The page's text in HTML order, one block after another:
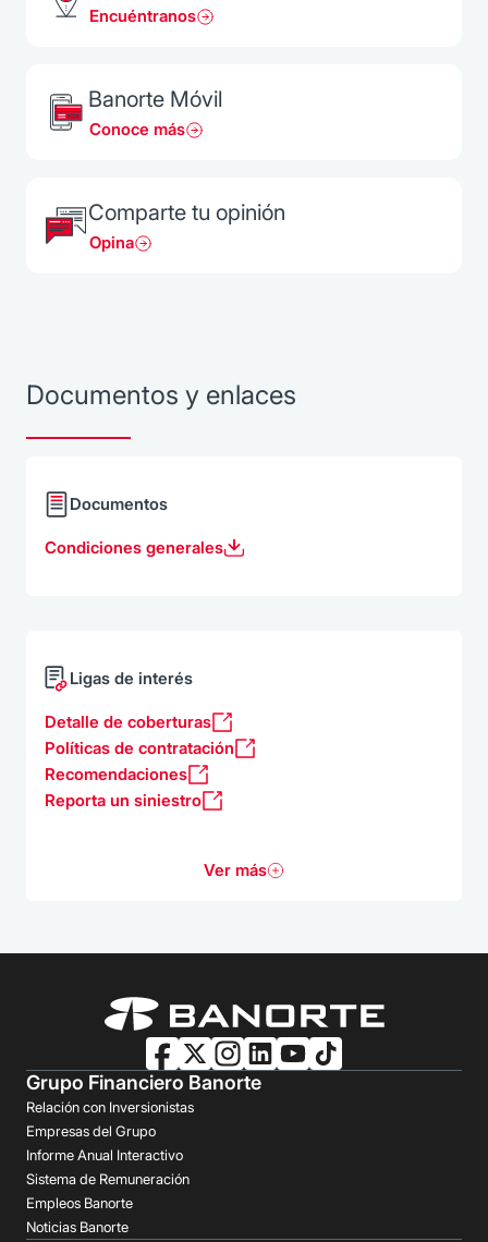
Encuéntranos
Banorte Móvil
Conoce más
Comparte tu opinión
Opina
Documentos y enlaces
Documentos
Condiciones generales
Ligas de interés
Detalle de coberturas
Políticas de contratación
Recomendaciones
Reporta un siniestro
Ver más
Grupo Financiero Banorte
Relación con Inversionistas
Empresas del Grupo
Informe Anual Interactivo
Sistema de Remuneración
Empleos Banorte
Noticias Banorte